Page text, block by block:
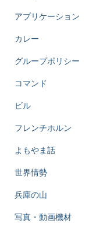
アプリケーション
カレー
グループポリシー
コマンド
ビル
フレンチホルン
よもやま話
世界情勢
兵庫の山
写真・動画機材